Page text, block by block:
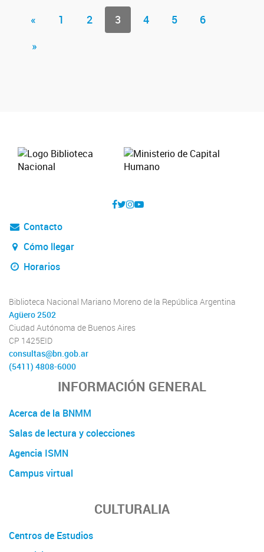
« 1 2 3 4 5
6
»
Contacto
Cómo llegar
Horarios
Biblioteca Nacional Mariano Moreno de la República Argentina
Agüero 2502
Ciudad Autónoma de Buenos Aires
CP 1425EID
consultas@bn.gob.ar
(5411) 4808-6000
INFORMACIÓN GENERAL
Acerca de la BNMM
Salas de lectura y colecciones
Agencia ISMN
Campus virtual
CULTURALIA
Centros de Estudios